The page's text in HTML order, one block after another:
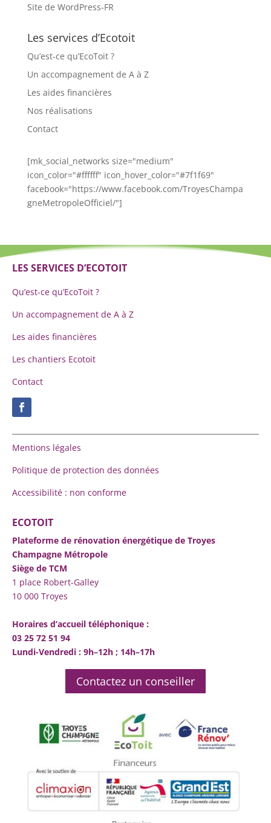
Site de WordPress-FR
Les services d’Ecotoit
Qu’est-ce qu’EcoToit ?
Un accompagnement de A à Z
Les aides financières
Nos réalisations
Contact
[mk_social_networks size="medium"
icon_color="#ffffff" icon_hover_color="#7f1f69"
facebook="https://www.facebook.com/TroyesChampa
gneMetropoleOfficiel/"]
LES SERVICES D’ECOTOIT
Qu’est-ce qu’EcoToit ?
Un accompagnement de A à Z
Les aides financières
Les chantiers Ecotoit
Contact
Mentions légales
Politique de protection des données
Accessibilité : non conforme
ECOTOIT
Plateforme de rénovation énergétique de Troyes
Champagne Métropole
Siège de TCM
1 place Robert-Galley
10 000 Troyes
Horaires d’accueil téléphonique :
03 25 72 51 94
Lundi-Vendredi : 9h–12h ; 14h–17h
Contactez un conseiller